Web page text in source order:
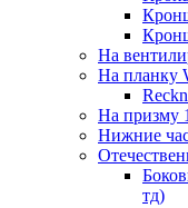
На
На планку
На призму
Нижние
тд)